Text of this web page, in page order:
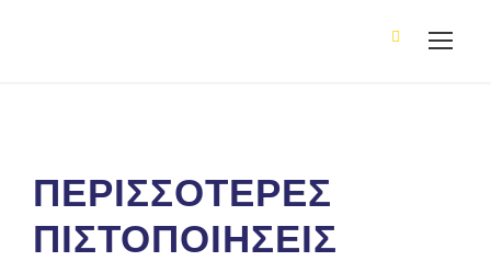
ΠΕΡΙΣΣΟΤΕΡΕΣ
ΠΙΣΤΟΠΟΙΗΣΕΙΣ